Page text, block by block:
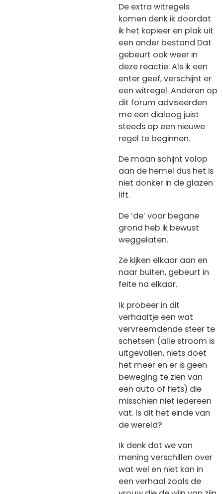
De extra witregels
komen denk ik doordat
ik het kopieer en plak uit
een ander bestand Dat
gebeurt ook weer in
deze reactie. Als ik een
enter geef, verschijnt er
een witregel. Anderen op
dit forum adviseerden
me een dialoog juist
steeds op een nieuwe
regel te beginnen.
De maan schijnt volop
aan de hemel dus het is
niet donker in de glazen
lift.
De ‘de’ voor begane
grond heb ik bewust
weggelaten.
Ze kijken elkaar aan en
naar buiten, gebeurt in
feite na elkaar.
Ik probeer in dit
verhaaltje een wat
vervreemdende sfeer te
schetsen (alle stroom is
uitgevallen, niets doet
het meer en er is geen
beweging te zien van
een auto of fiets) die
misschien niet iedereen
vat. Is dit het einde van
de wereld?
Ik denk dat we van
mening verschillen over
wat wel en niet kan in
een verhaal zoals de